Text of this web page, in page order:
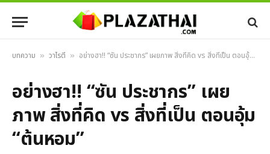
บทความ » วาไรตี้ » อย่างฮา!! “ซัน ประชากร” เผยภาพ สิ่งที่คิด vs สิ่งที่เป็น ตอนอุ้ม “ต้นหอม”
อย่างฮา!! “ซัน ประชากร” เผย
ภาพ สิ่งที่คิด vs สิ่งที่เป็น ตอนอุ้ม
“ต้นหอม”